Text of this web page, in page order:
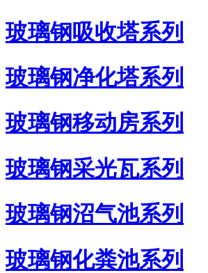
玻璃钢吸收塔系列
玻璃钢净化塔系列
玻璃钢移动房系列
玻璃钢采光瓦系列
玻璃钢沼气池系列
玻璃钢化粪池系列